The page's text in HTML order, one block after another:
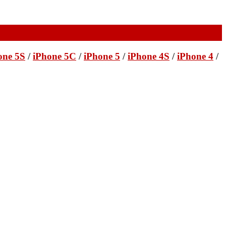
5S /iPhone 5C /iPhone 5 /iPhone 4S /iPhone 4 /